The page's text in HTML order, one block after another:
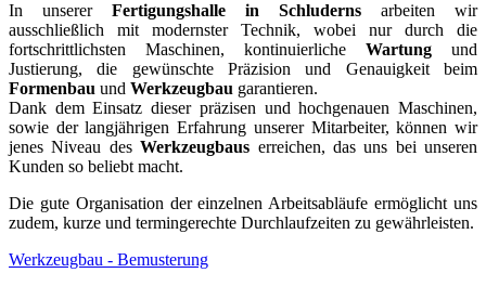
In unserer Fertigungshalle in Schluderns arbeiten wir
ausschließlich mit modernster Technik, wobei nur durch die
fortschrittlichsten Maschinen, kontinuierliche Wartung und
Justierung, die gewünschte Präzision und Genauigkeit beim
Formenbau und Werkzeugbau garantieren.
Dank dem Einsatz dieser präzisen und hochgenauen Maschinen,
sowie der langjährigen Erfahrung unserer Mitarbeiter, können wir
jenes Niveau desWerkzeugbaus erreichen, das uns bei unseren
Kunden so beliebt macht.
Die gute Organisation der einzelnen Arbeitsabläufe ermöglicht uns
zudem, kurze und termingerechte Durchlaufzeiten zu gewährleisten.
Werkzeugbau - Bemusterung